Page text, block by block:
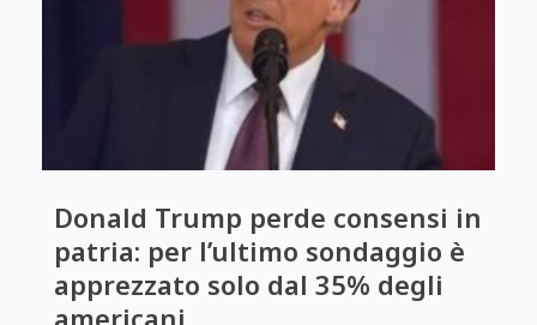
Donald Trump perde consensi in
patria: per l’ultimo sondaggio è
apprezzato solo dal 35% degli
americani